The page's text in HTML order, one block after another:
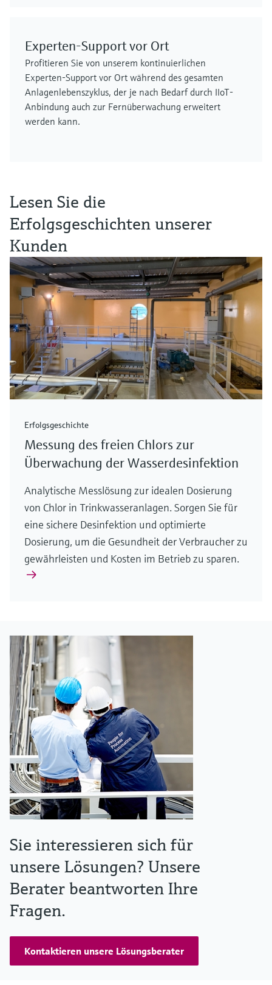
Experten-Support vor Ort
Profitieren Sie von unserem kontinuierlichen
Experten-Support vor Ort während des gesamten
Anlagenlebenszyklus, der je nach Bedarf durch IIoT-
Anbindung auch zur Fernüberwachung erweitert
werden kann.
Lesen Sie die
Erfolgsgeschichten unserer
Kunden
Erfolgsgeschichte
Messung des freien Chlors zur
Überwachung der Wasserdesinfektion
Analytische Messlösung zur idealen Dosierung
von Chlor in Trinkwasseranlagen. Sorgen Sie für
eine sichere Desinfektion und optimierte
Dosierung, um die Gesundheit der Verbraucher zu
gewährleisten und Kosten im Betrieb zu sparen.
Sie interessieren sich für
unsere Lösungen? Unsere
Berater beantworten Ihre
Fragen.
Kontaktieren unsere Lösungsberater